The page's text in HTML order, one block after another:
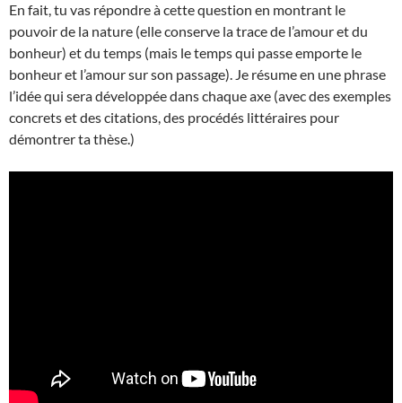
En fait, tu vas répondre à cette question en montrant le
pouvoir de la nature (elle conserve la trace de l’amour et du
bonheur) et du temps (mais le temps qui passe emporte le
bonheur et l’amour sur son passage). Je résume en une phrase
l’idée qui sera développée dans chaque axe (avec des exemples
concrets et des citations, des procédés littéraires pour
démontrer ta thèse.)